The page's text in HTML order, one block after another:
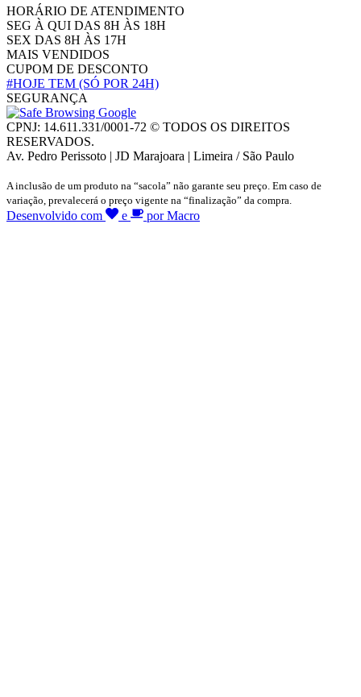
HORÁRIO DE ATENDIMENTO
SEG À QUI DAS 8H ÀS 18H
SEX DAS 8H ÀS 17H
MAIS VENDIDOS
CUPOM DE DESCONTO
#HOJE TEM (SÓ POR 24H)
SEGURANÇA
CPNJ: 14.611.331/0001-72 © TODOS OS DIREITOS
RESERVADOS.
Av. Pedro Perissoto | JD Marajoara | Limeira / São Paulo
A inclusão de um produto na “sacola” não garante seu preço. Em caso de
variação, prevalecerá o preço vigente na “finalização” da compra.
Desenvolvido com e por Macro